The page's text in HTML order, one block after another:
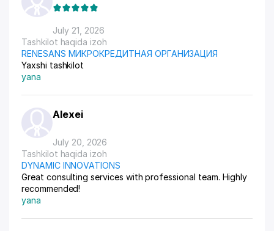
July 21, 2026
Tashkilot haqida izoh
RENESANS МИКРОКРЕДИТНАЯ ОРГАНИЗАЦИЯ
Yaxshi tashkilot
yana
Alexei
July 20, 2026
Tashkilot haqida izoh
DYNAMIC INNOVATIONS
Great consulting services with professional team. Highly
recommended!
yana